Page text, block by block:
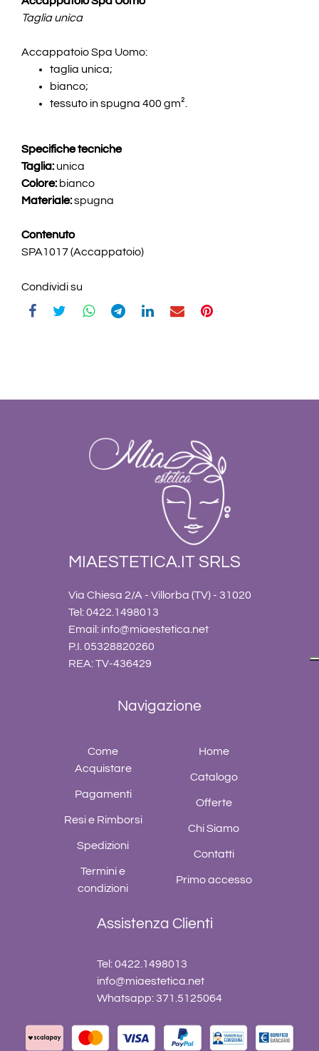
Taglia unica
Accappatoio Spa Uomo:
taglia unica;
bianco;
tessuto in spugna 400 gm².
Specifiche tecniche
Taglia:unica
Colore: bianco
Materiale:spugna
Contenuto
SPA1017 (Accappatoio)
Condividi su
MIAESTETICA.IT SRLS
Via Chiesa 2/A - Villorba (TV) - 31020
Tel: 0422.1498013
Email: info@miaestetica.net
P.I. 05328820260
REA: TV-436429
Navigazione
Come
Acquistare
Pagamenti
Resi e Rimborsi
Spedizioni
Termini e
condizioni
Home
Catalogo
Offerte
Chi Siamo
Contatti
Primo accesso
Assistenza Clienti
Tel: 0422.1498013
info@miaestetica.net
Whatsapp: 371.5125064